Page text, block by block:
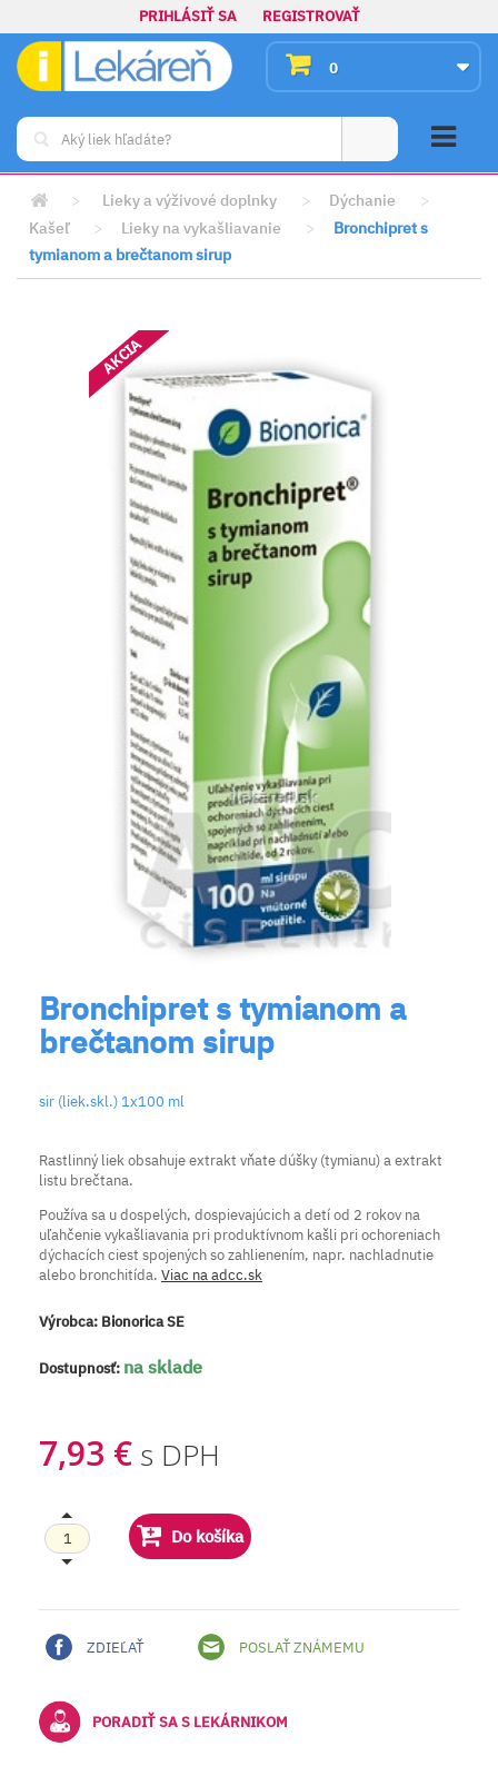
PRIHLÁSIŤ SA REGISTROVAŤ
0
> Lieky a výživové doplnky > Dýchanie
>
Kašeľ
> Lieky na vykašliavanie >
Bronchipret s
tymianom a brečtanom sirup
AKCIA
Bronchipret s tymianom a
brečtanom sirup
sir (liek.skl.) 1x100 ml
Rastlinný liek obsahuje extrakt vňate dúšky (tymianu) a extrakt
listu brečtana.
Používa sa u dospelých, dospievajúcich a detí od 2 rokov na
uľahčenie vykašliavania pri produktívnom kašli pri ochoreniach
dýchacích ciest spojených so zahlienením, napr. nachladnutie
alebo bronchitída. Viac na adcc.sk
Výrobca: Bionorica SE
Dostupnosť: na sklade
7,93 € s DPH
Do košíka
ZDIEĽAŤ POSLAŤ ZNÁMEMU
PORADIŤ SA S LEKÁRNIKOM